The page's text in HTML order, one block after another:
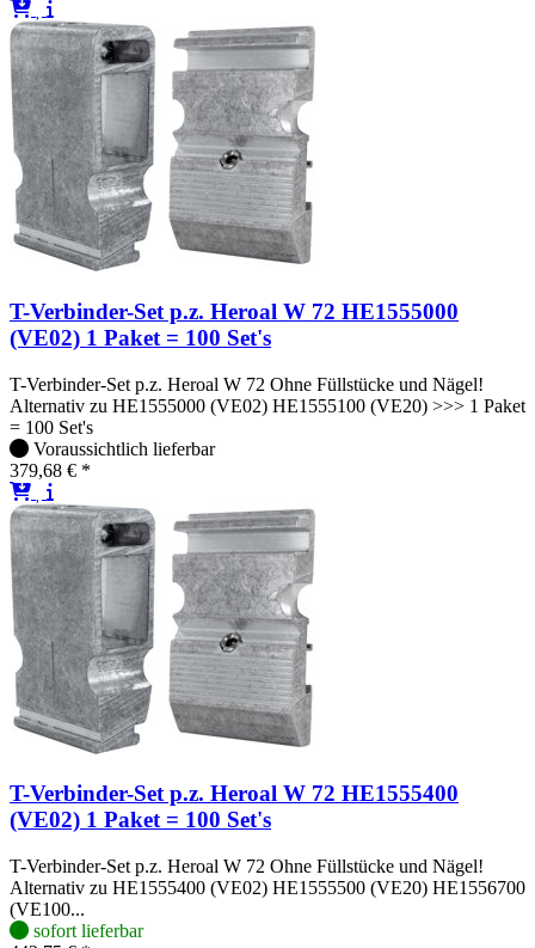
T-Verbinder-Set p.z. Heroal W 72 HE1555000
(VE02) 1 Paket = 100 Set's
T-Verbinder-Set p.z. Heroal W 72 Ohne Füllstücke und Nägel!
Alternativ zu HE1555000 (VE02) HE1555100 (VE20) >>> 1 Paket
= 100 Set's
Voraussichtlich lieferbar
379,68 € *
T-Verbinder-Set p.z. Heroal W 72 HE1555400
(VE02) 1 Paket = 100 Set's
T-Verbinder-Set p.z. Heroal W 72 Ohne Füllstücke und Nägel!
Alternativ zu HE1555400 (VE02) HE1555500 (VE20) HE1556700
(VE100...
sofort lieferbar